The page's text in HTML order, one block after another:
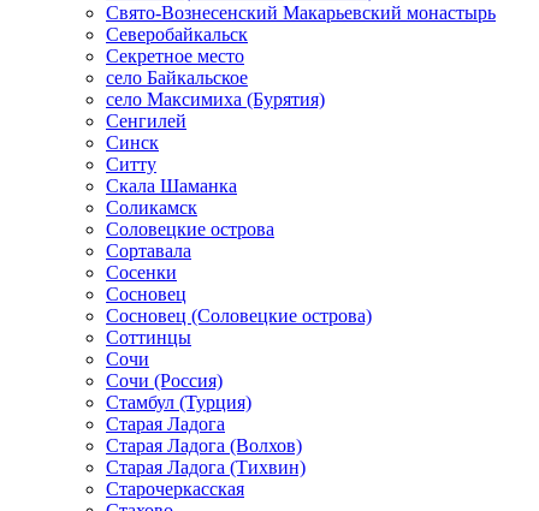
Свято-Вознесенский Макарьевский монастырь
Северобайкальск
Секретное место
село Байкальское
село Максимиха (Бурятия)
Сенгилей
Синск
Ситту
Скала Шаманка
Соликамск
Соловецкие острова
Сортавала
Сосенки
Сосновец
Сосновец (Соловецкие острова)
Соттинцы
Сочи
Сочи (Россия)
Стамбул (Турция)
Старая Ладога
Старая Ладога (Волхов)
Старая Ладога (Тихвин)
Старочеркасская